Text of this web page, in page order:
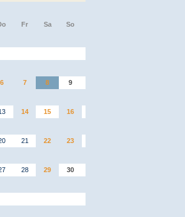
Fr Sa So
6 7 8 9
14 15 16
21 22 23
28 29 30